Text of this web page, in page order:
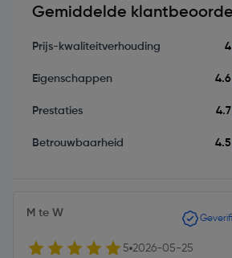
Gemiddelde
Prijs-kwaliteitverhouding 4
Eigenschappen 4.6
Prestaties 4.7
Betrouwbaarheid 4.5
M te W
5 2026-05-25